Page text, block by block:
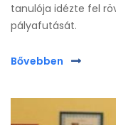
tanulója idézte fel
pályafutását.
Bővebben